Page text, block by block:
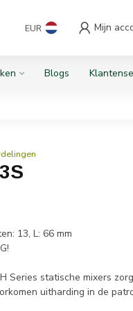
EUR Mijn
Blogs
13, L: 66 mm
Series statische mixers
uitharding in de